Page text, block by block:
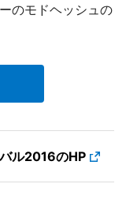
のモドヘッシュの
ル2016のHP